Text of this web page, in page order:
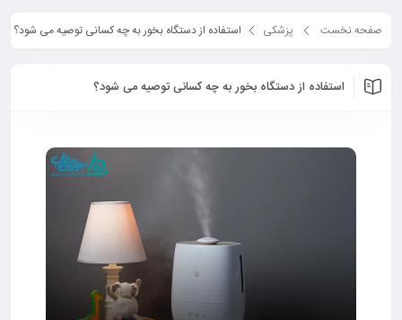
صفحه نخست پزشکی استفاده از دستگاه بخور به چه کسانی توصیه می شود؟
استفاده از دستگاه بخور به چه کسانی توصیه می شود؟